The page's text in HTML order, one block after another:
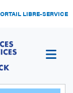
LIBRE-SERVICE